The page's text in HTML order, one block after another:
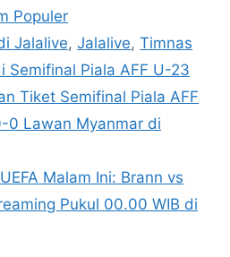
Populer
Jalalive,Jalalive,Timnas
Semifinal Piala AFF U-23
Tiket Semifinal Piala AFF
0 Lawan Myanmar di
Malam Ini: Brann vs
Pukul 00.00 WIB di